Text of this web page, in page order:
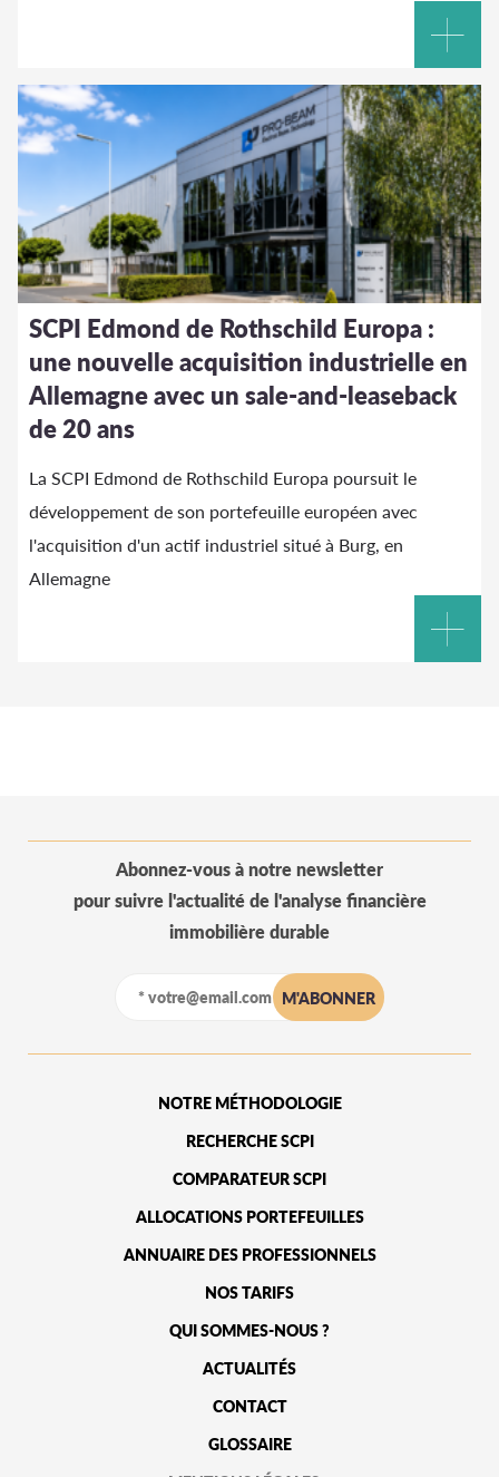
SCPI Edmond de Rothschild Europa :
une nouvelle acquisition industrielle en
Allemagne avec un sale-and-leaseback
de 20 ans
La SCPI Edmond de Rothschild Europa poursuit le
développement de son portefeuille européen avec
l'acquisition d'un actif industriel situé à Burg, en
Allemagne
Abonnez-vous à notre newsletter
pour suivre l'actualité de l'analyse financière
immobilière durable
NOTRE MÉTHODOLOGIE
RECHERCHE SCPI
COMPARATEUR SCPI
ALLOCATIONS PORTEFEUILLES
ANNUAIRE DES PROFESSIONNELS
NOS TARIFS
QUI SOMMES-NOUS ?
ACTUALITÉS
CONTACT
GLOSSAIRE